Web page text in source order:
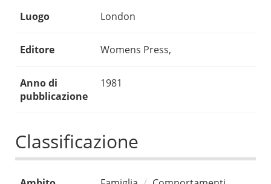
Luogo London
Editore Womens Press,
Anno di
pubblicazione
1981
Classificazione